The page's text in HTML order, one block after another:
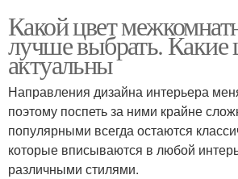
Какой цвет
лучше выбрать. Какие
актуальны
Направления дизайна интерьера
поэтому поспеть за ними крайне
популярными всегда остаются
которые вписываются в любой
различными стилями.